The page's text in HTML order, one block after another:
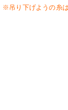
※吊り下げようの糸